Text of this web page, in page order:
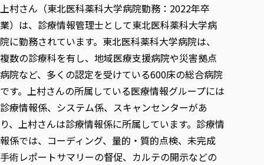
上村さん（東北医科薬科大学病院勤務：2022年卒
業）は、診療情報管理士として東北医科薬科大学病
院に勤務されています。東北医科薬科大学病院は、
複数の診療科を有し、地域医療支援病院や災害拠点
病院など、多くの認定を受けている600床の総合病院
です。上村さんの所属している医療情報グループには
診療情報係、システム係、スキャンセンターがあ
り、上村さんは診療情報係に所属しています。診療情
報係では、コーディング、量的・質的点検、未完成
手術レポートサマリーの督促、カルテの開示などの